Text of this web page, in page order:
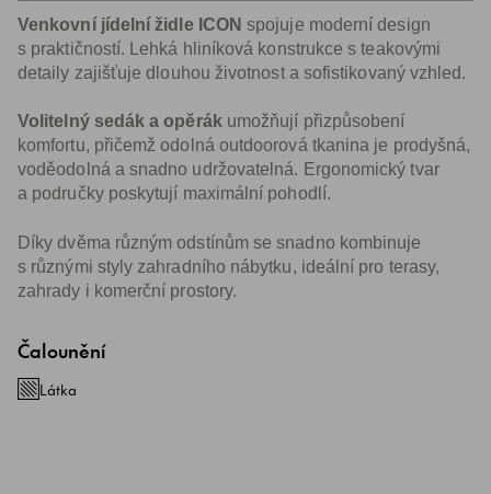
Venkovní jídelní židle ICON spojuje moderní design
s praktičností. Lehká hliníková konstrukce s teakovými
detaily zajišťuje dlouhou životnost a sofistikovaný vzhled.
Volitelný sedák a opěrákumožňují přizpůsobení
komfortu, přičemž odolná outdoorová tkanina je prodyšná,
voděodolná a snadno udržovatelná. Ergonomický tvar
a područky poskytují maximální pohodlí.
Díky dvěma různým odstínům se snadno kombinuje
s různými styly zahradního nábytku, ideální pro terasy,
zahrady i komerční prostory.
Čalounění
Látka